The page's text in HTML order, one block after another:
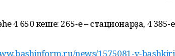
4 650 кеше: 265-е – стационарҙа, 4
news/1575081-v-